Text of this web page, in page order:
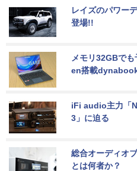
レイズのパワー
登場!!
メモリ32GBで
en搭載
iFi audio主力「
3」に迫る
総合オーディオ
とは何者か？